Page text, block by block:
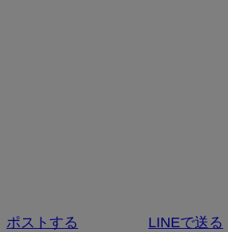
ポストする LINEで送る